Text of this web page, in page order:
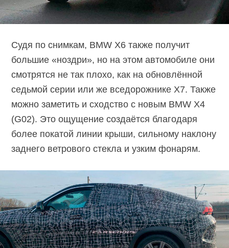
Судя по снимкам, BMW X6 также получит
большие «ноздри», но на этом автомобиле они
смотрятся не так плохо, как на обновлённой
седьмой серии или же вседорожнике X7. Также
можно заметить и сходство с новым BMW X4
(G02). Это ощущение создаётся благодаря
более покатой линии крыши, сильному наклону
заднего ветрового стекла и узким фонарям.